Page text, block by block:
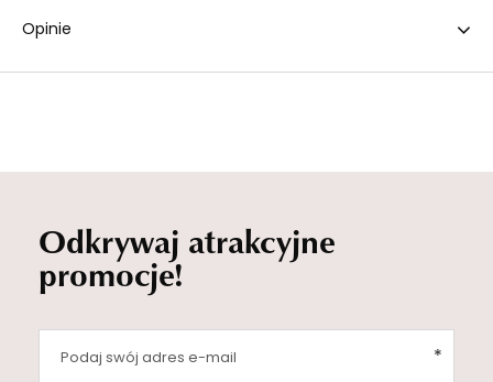
Opinie
Odkrywaj atrakcyjne
promocje!
Podaj swój adres e-mail